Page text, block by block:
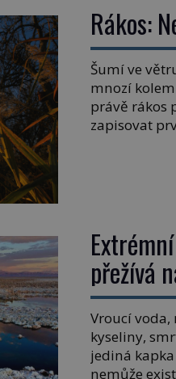
dolarů. Na
věci. Na
Rákos:
Šumí ve
mnozí
právě rákos
zapisovat
přežívá
Vroucí
kyseliny,
jediná
nemůže